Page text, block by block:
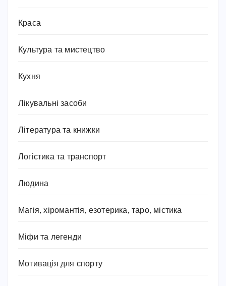
Краса
Культура та мистецтво
Кухня
Лікувальні засоби
Література та книжки
Логістика та транспорт
Людина
Магія, хіромантія, езотерика, таро, містика
Міфи та легенди
Мотивація для спорту